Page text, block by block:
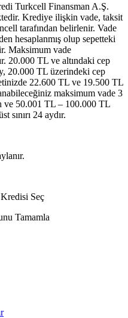
Turkcell Finansman A.Ş.
Krediye ilişkin vade, taksit
tarafından belirlenir. Vade
hesaplanmış olup sepetteki
Maksimum vade
20.000 TL ve altındaki cep
20.000 TL üzerindeki cep
22.600 TL ve 19.500 TL
maksimum vade 3
ve 50.001 TL – 100.000 TL
sınırı 24 aydır.
Seç
Tamamla